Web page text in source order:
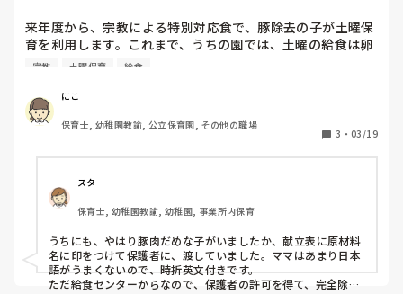
来年度から、宗教による特別対応食で、豚除去の子が土曜保
育を利用します。これまで、うちの園では、土曜の給食は卵
や乳などのアレルゲンを使わないメニューで、調理さんの負
気にメニューが減ってしまいます。その子だけ、別メニュー
を作るか検討中ですが、同じような経験をされたことがある
方いましたら、状況を知りたいです。
宗教 土曜保育 給食
にこ
保育士, 幼稚園教諭, 公立保育園, その他の職場
3 ・ 03/19
スタ
保育士, 幼稚園教諭, 幼稚園, 事業所内保育
うちにも、やはり豚肉だめな子がいましたか、献立表に原材料
名に印をつけて保護者に、渡していました。ママはあまり日本
語がうまくないので、時折英文付きです。
ただ給食センターからなので、保護者の許可を得て、完全除去